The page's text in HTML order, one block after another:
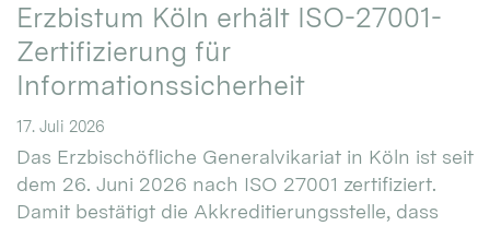
Erzbistum Köln erhält ISO-27001-
Zertifizierung für
Informationssicherheit
17. Juli 2026
Das Erzbischöfliche Generalvikariat in Köln ist seit
dem 26. Juni 2026 nach ISO 27001 zertifiziert.
Damit bestätigt die Akkreditierungsstelle, dass